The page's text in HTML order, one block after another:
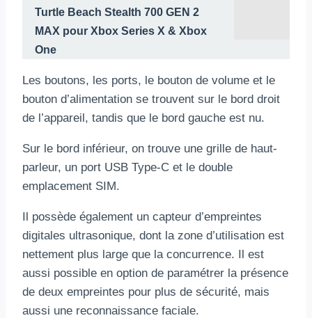
Turtle Beach Stealth 700 GEN 2
MAX pour Xbox Series X & Xbox
One
Les boutons, les ports, le bouton de volume et le
bouton d’alimentation se trouvent sur le bord droit
de l’appareil, tandis que le bord gauche est nu.
Sur le bord inférieur, on trouve une grille de haut-
parleur, un port USB Type-C et le double
emplacement SIM.
Il possède également un capteur d’empreintes
digitales ultrasonique, dont la zone d’utilisation est
nettement plus large que la concurrence. Il est
aussi possible en option de paramétrer la présence
de deux empreintes pour plus de sécurité, mais
aussi une reconnaissance faciale.